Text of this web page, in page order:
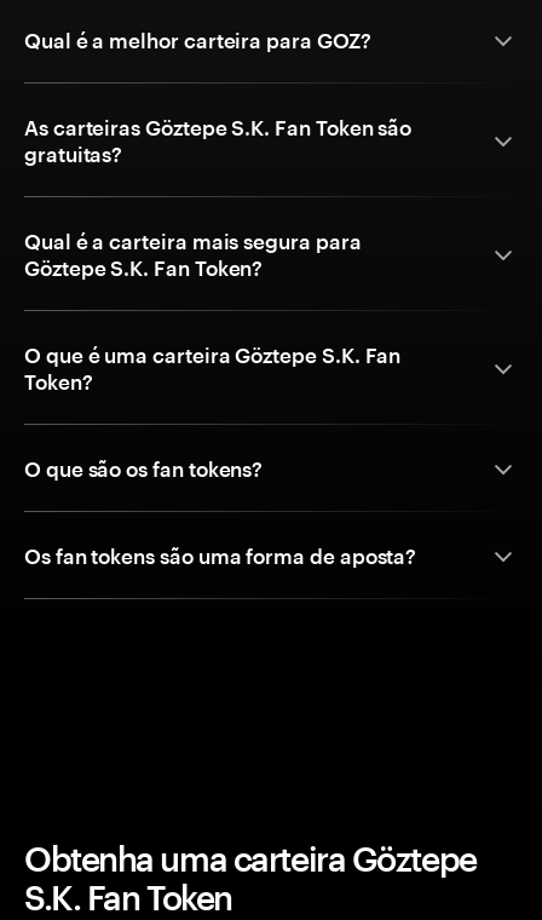
Qual é a melhor carteira para GOZ?
As carteiras Göztepe S.K. Fan Token são
gratuitas?
Qual é a carteira mais segura para
Göztepe S.K. Fan Token?
O que é uma carteira Göztepe S.K. Fan
Token?
O que são os fan tokens?
Os fan tokens são uma forma de aposta?
Obtenha uma carteira Göztepe
S.K. Fan Token